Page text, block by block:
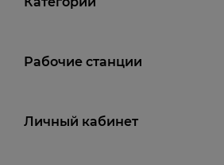
Рабочие станции
Личный кабинет